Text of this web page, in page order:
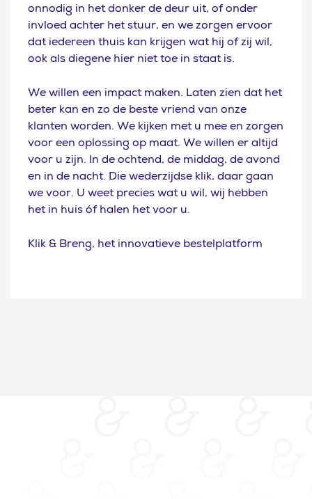
onnodig in het donker de deur uit, of onder
invloed achter het stuur, en we zorgen ervoor
dat iedereen thuis kan krijgen wat hij of zij wil,
ook als diegene hier niet toe in staat is.
We willen een impact maken. Laten zien dat het
beter kan en zo de beste vriend van onze
klanten worden. We kijken met u mee en zorgen
voor een oplossing op maat. We willen er altijd
voor u zijn. In de ochtend, de middag, de avond
en in de nacht. Die wederzijdse klik, daar gaan
we voor. U weet precies wat u wil, wij hebben
het in huis óf halen het voor u.
Klik & Breng, het innovatieve bestelplatform